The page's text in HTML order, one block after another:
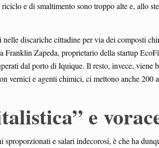
e di smaltimento sono troppo alte e, allo
discariche cittadine per via dei composti
Franklin Zapeda, proprietario della startup
dal porto di Iquique. Il resto, invece, viene
vernici e agenti chimici, ci mettono anche 200
e
e salari indecorosi, è che ha